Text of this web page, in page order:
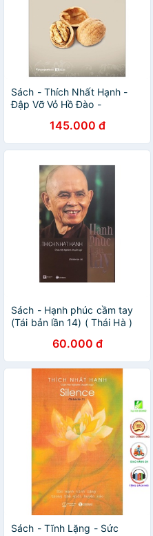
Sách - Thích Nhất Hạnh -
Đập Vỡ Vỏ Hồ Đào -
145.000 đ
Sách - Hạnh phúc cầm tay
(Tái bản lần 14) ( Thái Hà )
60.000 đ
Sách - Tĩnh Lặng - Sức